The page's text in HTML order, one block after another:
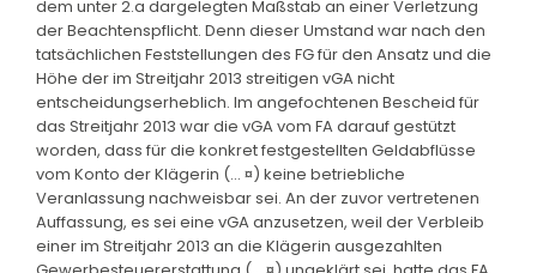
dem unter 2.a dargelegten Maßstab an einer Verletzung
der Beachtenspflicht. Denn dieser Umstand war nach den
tatsächlichen Feststellungen des FG für den Ansatz und die
Höhe der im Streitjahr 2013 streitigen vGA nicht
entscheidungserheblich. Im angefochtenen Bescheid für
das Streitjahr 2013 war die vGA vom FA darauf gestützt
worden, dass für die konkret festgestellten Geldabflüsse
vom Konto der Klägerin (... ¤) keine betriebliche
Veranlassung nachweisbar sei. An der zuvor vertretenen
Auffassung, es sei eine vGA anzusetzen, weil der Verbleib
einer im Streitjahr 2013 an die Klägerin ausgezahlten